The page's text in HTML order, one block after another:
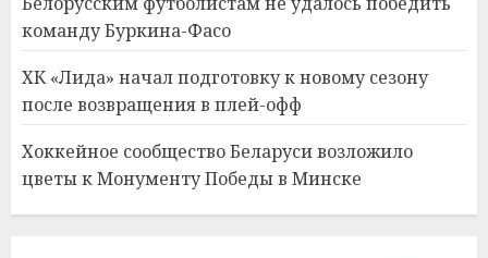
команду Буркина-Фасо
ХК «Лида» начал подготовку к новому сезону
после возвращения в плей-офф
Хоккейное сообщество Беларуси возложило
цветы к Монументу Победы в Минске